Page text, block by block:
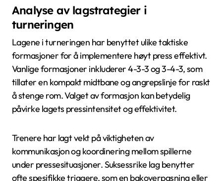
Analyse av lagstrategier i
turneringen
Lagene i turneringen har benyttet ulike taktiske
formasjoner for å implementere høyt press effektivt.
Vanlige formasjoner inkluderer 4-3-3 og 3-4-3, som
tillater en kompakt midtbane og angrepslinje for raskt
å stenge rom. Valget av formasjon kan betydelig
påvirke lagets pressintensitet og effektivitet.
Trenere har lagt vekt på viktigheten av
kommunikasjon og koordinering mellom spillerne
under pressesituasjoner. Suksessrike lag benytter
ofte spesifikke triggere, som en bakoverpasning eller